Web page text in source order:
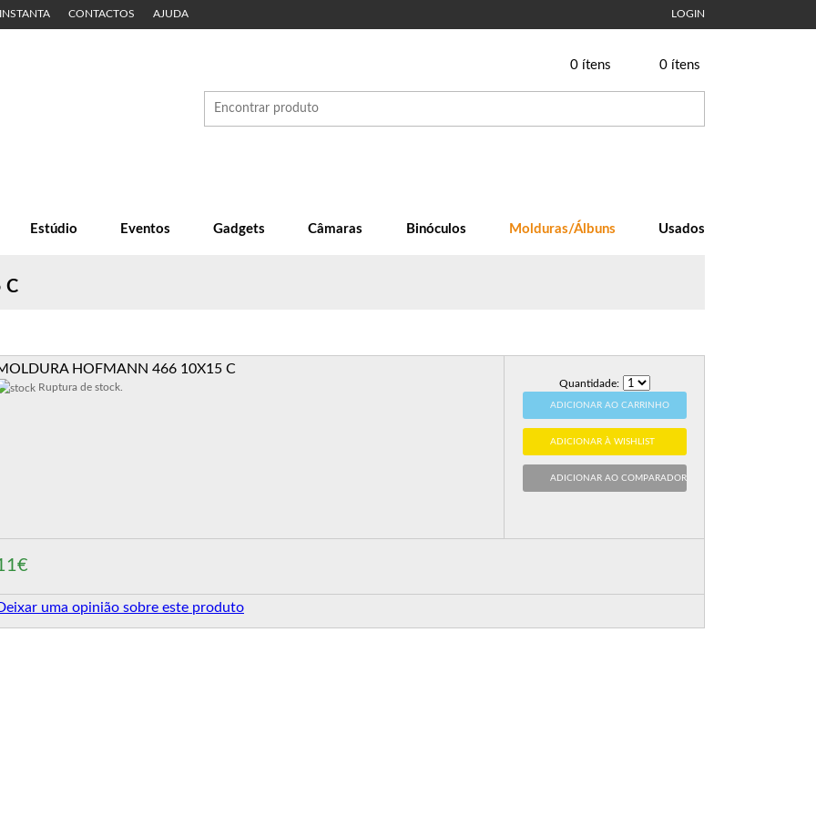
LOGIN
CONTACTOS AJUDA
0 ítens 0 ítens
Estúdio Eventos Gadgets Câmaras Binóculos Molduras/Álbuns Usados
C
HOFMANN 466 10X15 C
Ruptura de stock.
uma opinião sobre este produto
Quantidade:
ADICIONAR AO CARRINHO
ADICIONAR À WISHLIST
ADICIONAR AO COMPARADOR